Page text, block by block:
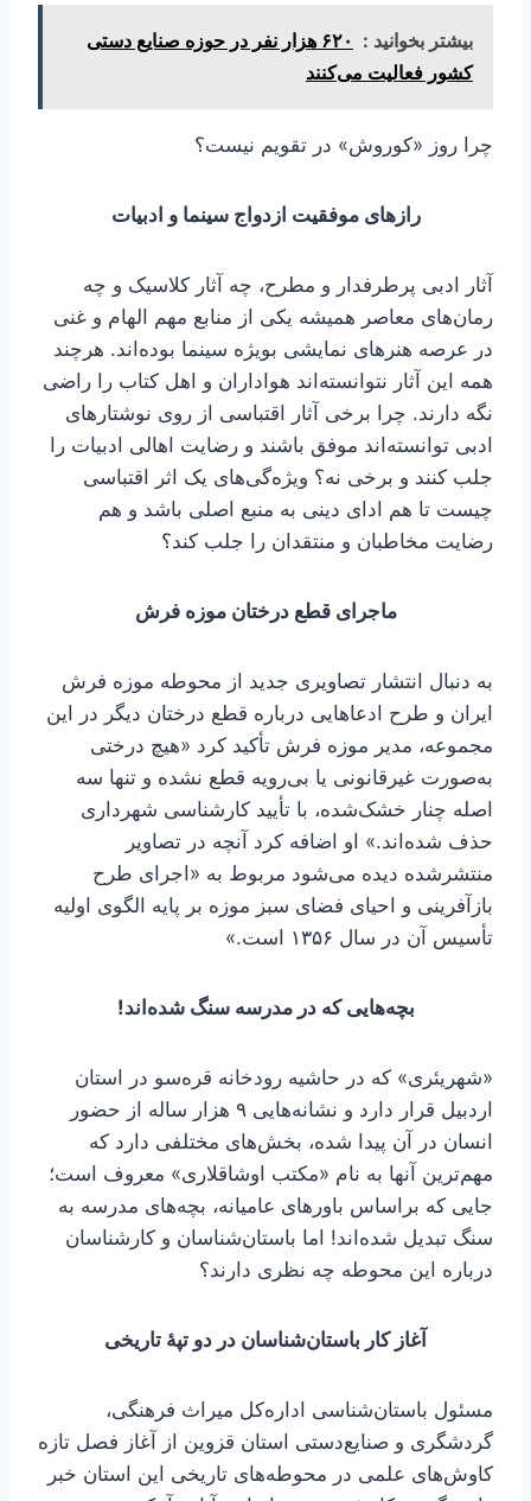
بیشتر بخوانید :
۶۲۰ هزار نفر در حوزه صنایع دستی
کشور فعالیت می‌کنند
چرا روز «کوروش» در تقویم نیست؟
رازهای موفقیت ازدواج سینما و ادبیات
آثار ادبی پرطرفدار و مطرح، چه آثار کلاسیک و چه
رمان‌های معاصر همیشه یکی از منابع مهم الهام و غنی
در عرصه هنرهای نمایشی بویژه سینما بوده‌اند. هرچند
همه این آثار نتوانسته‌اند هواداران و اهل کتاب را راضی
نگه دارند. چرا برخی آثار اقتباسی از روی نوشتارهای
ادبی توانسته‌اند موفق باشند و رضایت اهالی ادبیات را
جلب کنند و برخی نه؟ ویژه‌گی‌های یک اثر اقتباسی
چیست تا هم ادای دینی به منبع اصلی باشد و هم
رضایت مخاطبان و منتقدان را جلب کند؟
ماجرای قطع درختان موزه فرش
به دنبال انتشار تصاویری جدید از محوطه موزه فرش
ایران و طرح ادعاهایی درباره قطع درختان دیگر در این
مجموعه، مدیر موزه فرش تأکید کرد «هیچ درختی
به‌صورت غیرقانونی یا بی‌رویه قطع نشده و تنها سه
اصله چنار خشک‌شده، با تأیید کارشناسی شهرداری
حذف شده‌اند.» او اضافه کرد آنچه در تصاویر
منتشرشده دیده می‌شود مربوط به «اجرای طرح
بازآفرینی و احیای فضای سبز موزه بر پایه الگوی اولیه
تأسیس آن در سال ۱۳۵۶ است.»
بچه‌هایی که در مدرسه سنگ شده‌اند!
«شهریئری» که در حاشیه رودخانه قره‌سو در استان
اردبیل قرار دارد و نشانه‌هایی ۹ هزار ساله از حضور
انسان در آن پیدا شده، بخش‌های مختلفی دارد که
مهم‌ترین آنها به نام «مکتب اوشاقلاری» معروف است؛
جایی که براساس باورهای عامیانه، بچه‌های مدرسه به
سنگ تبدیل شده‌اند! اما باستان‌شناسان و کارشناسان
درباره این محوطه چه نظری دارند؟
آغاز کار باستان‌شناسان در دو تپۀ تاریخی
مسئول باستان‌شناسی اداره‌کل میراث فرهنگی،
گردشگری و صنایع‌دستی استان قزوین از آغاز فصل تازه
کاوش‌های علمی در محوطه‌های تاریخی این استان خبر